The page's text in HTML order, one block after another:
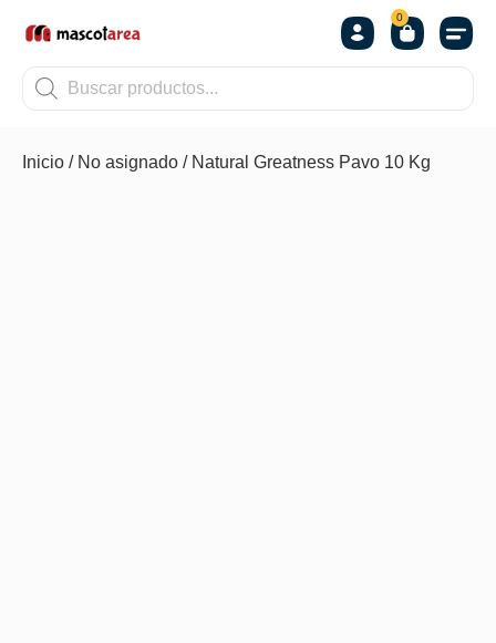
0
Inicio / No asignado / Natural Greatness Pavo 10 Kg